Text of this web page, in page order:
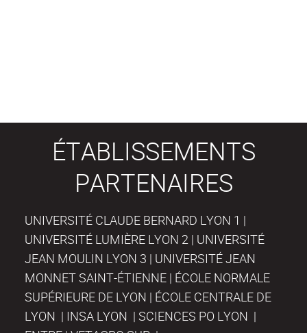
ÉTABLISSEMENTS
PARTENAIRES
UNIVERSITÉ CLAUDE BERNARD LYON 1 |
UNIVERSITÉ LUMIÈRE LYON 2 | UNIVERSITÉ
JEAN MOULIN LYON 3 | UNIVERSITÉ JEAN
MONNET SAINT-ÉTIENNE | ÉCOLE NORMALE
SUPÉRIEURE DE LYON | ÉCOLE CENTRALE DE
LYON | INSA LYON | SCIENCES PO LYON |